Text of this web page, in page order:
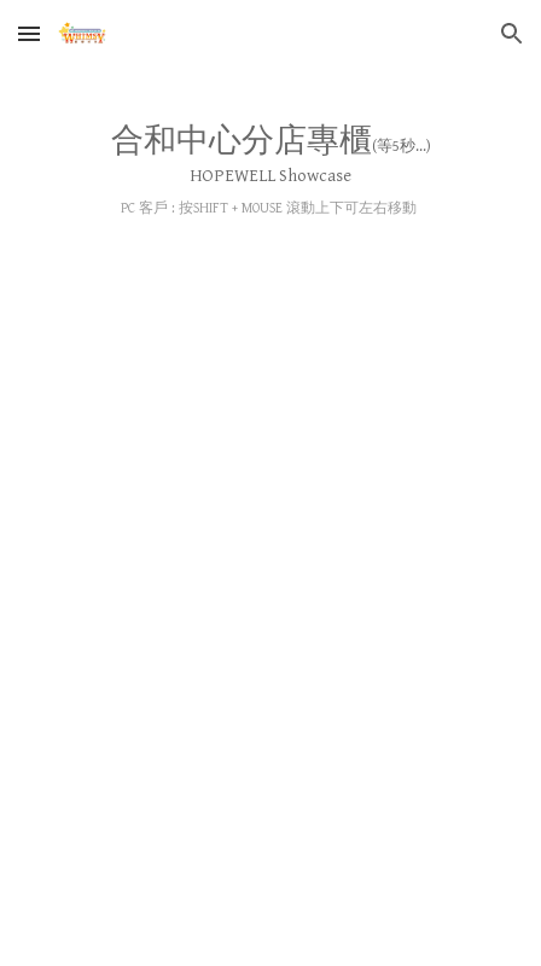
Skip to main content Skip to navigation
合和中心分店專櫃(等5秒...)
HOPEWELL Showcase
PC 客戶 : 按SHIFT + MOUSE 滾動上下可左右移動